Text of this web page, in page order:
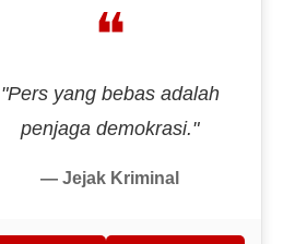
❝
"Pers yang bebas adalah
penjaga demokrasi."
— Jejak Kriminal